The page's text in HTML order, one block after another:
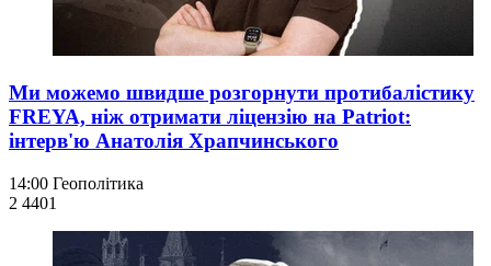
Ми можемо швидше розгорнути протибалістику
FREYA, ніж отримати ліцензію на Patriot:
інтерв'ю Анатолія Храпчинського
14:00 Геополітика
2 4401